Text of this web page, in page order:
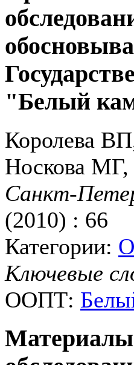
"Белый
Королева
Носкова
Санкт-
(2010) : 66
Категории:
Ключевые
ООПТ:
Материалы